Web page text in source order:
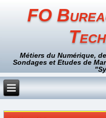
FO
Métiers du Numérique,
Sondages et Etudes de